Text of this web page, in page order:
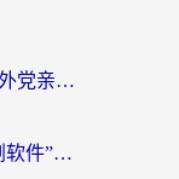
国外可以看央视影音吗知乎？海外党亲测有效的回国加速方案
海外党必看：选对“海外看电视剧软件”，再也不用愁国内剧刷不了